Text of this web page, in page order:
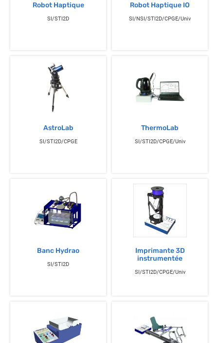
Robot Haptique
SI/STI2D
Robot Haptique IO
SI/NSI/STI2D/CPGE/Univ
AstroLab
SI/STI2D/CPGE
ThermoLab
SI/STI2D/CPGE/Univ
Banc Hydrao
SI/STI2D
Imprimante 3D
instrumentée
SI/STI2D/CPGE/Univ